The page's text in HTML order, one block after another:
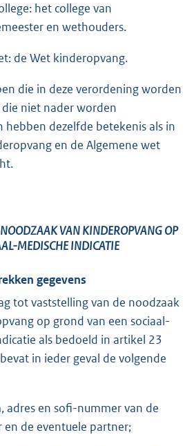
het college van
en wethouders.
de Wet kinderopvang.
die in deze verordening worden
niet nader worden
hebben dezelfde betekenis als in
en de Algemene wet
VAN KINDEROPVANG OP
MEDISCHE INDICATIE
gegevens
tot vaststelling van de noodzaak
op grond van een sociaal-
als bedoeld in artikel 23
in ieder geval de volgende
adres en sofi-nummer van de
en de eventuele partner;